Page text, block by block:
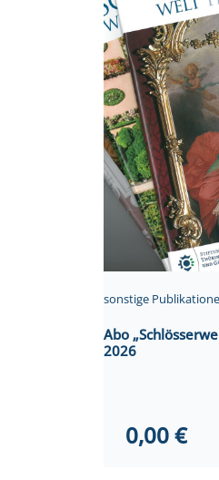
sonstige
Abo
2026
0,00€